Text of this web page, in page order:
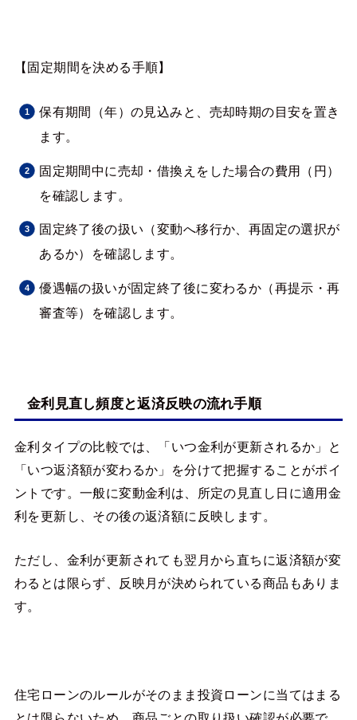
【固定期間を決める手順】
保有期間（年）の見込みと、売却時期の目安を置き
ます。
固定期間中に売却・借換えをした場合の費用（円）
を確認します。
固定終了後の扱い（変動へ移行か、再固定の選択が
あるか）を確認します。
優遇幅の扱いが固定終了後に変わるか（再提示・再
審査等）を確認します。
金利見直し頻度と返済反映の流れ手順
金利タイプの比較では、「いつ金利が更新されるか」と
「いつ返済額が変わるか」を分けて把握することがポイ
ントです。一般に変動金利は、所定の見直し日に適用金
利を更新し、その後の返済額に反映します。
ただし、金利が更新されても翌月から直ちに返済額が変
わるとは限らず、反映月が決められている商品もありま
す。
住宅ローンのルールがそのまま投資ローンに当てはまる